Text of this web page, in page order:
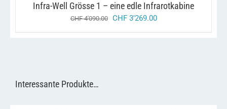
Infra-Well Grösse 1 – eine edle Infrarotkabine
CHF4'090.00
ursprünglicher
CHF3'269.00aktueller
Interessante Produkte…